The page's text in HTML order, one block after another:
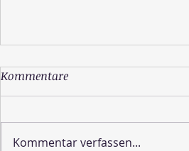
Kommentare
Kommentar verfassen...